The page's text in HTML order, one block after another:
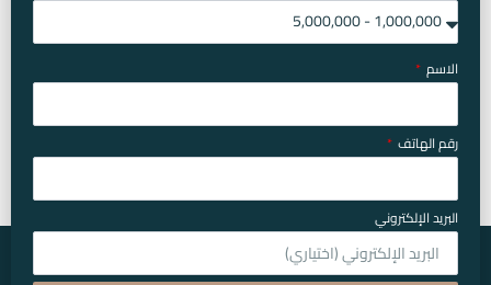
الاسم
رقم الهاتف
البريد الإلكتروني